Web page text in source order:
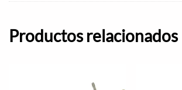
Productos relacionados